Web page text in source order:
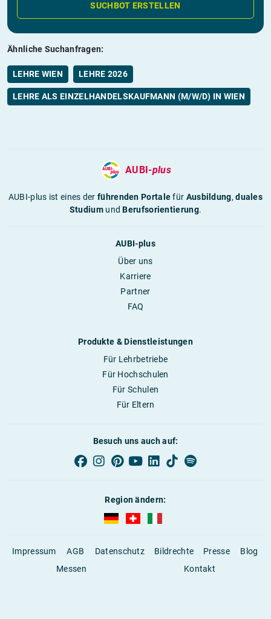
SUCHBOT ERSTELLEN
Ähnliche Suchanfragen:
LEHRE WIEN LEHRE 2026
LEHRE ALS EINZELHANDELSKAUFMANN (M/W/D) IN WIEN
AUBI-plus
AUBI-plus ist eines derführenden Portalefür Ausbildung,duales
StudiumundBerufsorientierung.
AUBI-plus
Über uns
Karriere
Partner
FAQ
Produkte & Dienstleistungen
Für Lehrbetriebe
Für Hochschulen
Für Schulen
Für Eltern
Besuch uns auch auf:
Region ändern:
AUBI-plus Deutschland (deutsch)
Impressum AGB Datenschutz Bildrechte Presse
Blog
Messen
Kontakt